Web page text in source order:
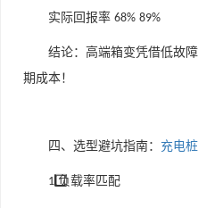
实际回报率 68% 89%
结论：高端箱变凭借低故
期成本！
四、选型避坑指南： 充电
1️⃣ 负载率匹配